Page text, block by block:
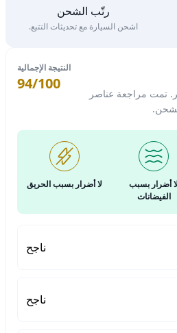
رتّب الشحن
اشحن السيارة مع تحديثات التتبع.
تمت مراجعة عناصر
النتيجة الإجمالية
94/100
أضرار بسبب
الفيضانات
لا أضرار بسبب الحريق
ناجح
ناجح